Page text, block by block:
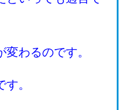
わるのです。
。